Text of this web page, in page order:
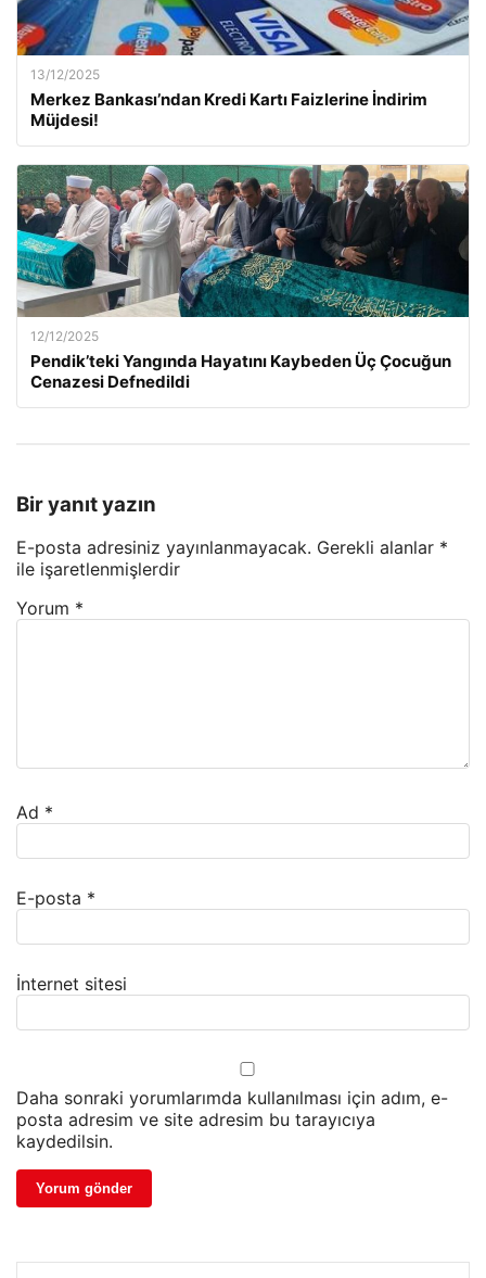
13/12/2025
Merkez Bankası’ndan Kredi Kartı Faizlerine İndirim
Müjdesi!
12/12/2025
Pendik’teki Yangında Hayatını Kaybeden Üç Çocuğun
Cenazesi Defnedildi
Bir yanıt yazın
E-posta adresiniz yayınlanmayacak. Gerekli alanlar *
ile işaretlenmişlerdir
Yorum *
Ad *
E-posta *
İnternet sitesi
Daha sonraki yorumlarımda kullanılması için adım, e-
posta adresim ve site adresim bu tarayıcıya
kaydedilsin.